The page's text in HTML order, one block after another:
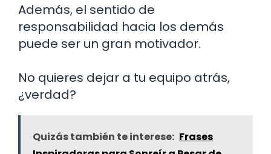
Además, el sentido de
responsabilidad hacia los demás
puede ser un gran motivador.
No quieres dejar a tu equipo atrás,
¿verdad?
Quizás también te interese: Frases